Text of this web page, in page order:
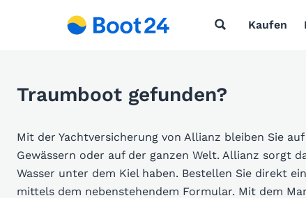
Kaufen
Traumboot gefunden?
Mit der Yachtversicherung von Allianz bleiben Sie
Gewässern oder auf der ganzen Welt. Allianz sorgt
Wasser unter dem Kiel haben. Bestellen Sie direkt
mittels dem nebenstehendem Formular. Mit dem